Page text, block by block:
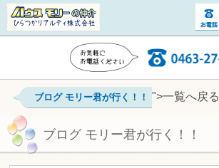
ブログ モリー君が行く！！ ">一覧へ戻る
ブログ モリー君が行く！！